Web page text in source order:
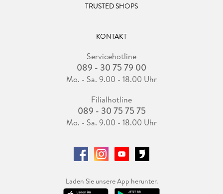
TRUSTED SHOPS
KONTAKT
Servicehotline
089 - 30 75 79 00
Mo. - Sa. 9.00 - 18.00 Uhr
Filialhotline
089 - 30 75 75 75
Mo. - Sa. 9.00 - 18.00 Uhr
Laden Sie unsere App herunter.